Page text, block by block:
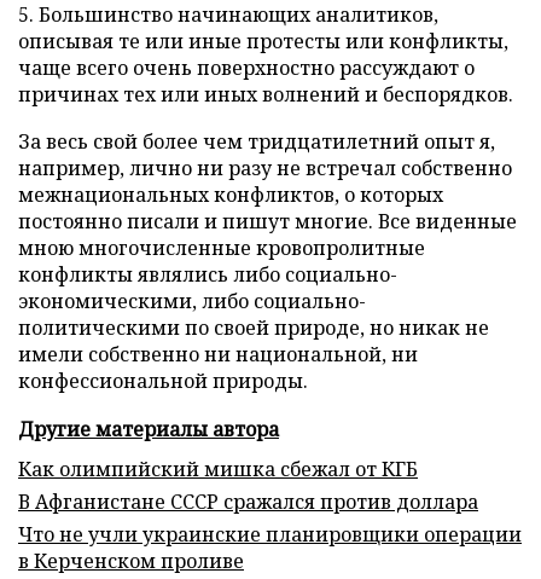
5. Большинство начинающих аналитиков,
описывая те или иные протесты или конфликты,
чаще всего очень поверхностно рассуждают о
причинах тех или иных волнений и беспорядков.
За весь свой более чем тридцатилетний опыт я,
например, лично ни разу не встречал собственно
межнациональных конфликтов, о которых
постоянно писали и пишут многие. Все виденные
мною многочисленные кровопролитные
конфликты являлись либо социально-
экономическими, либо социально-
политическими по своей природе, но никак не
имели собственно ни национальной, ни
конфессиональной природы.
Другие материалы автора
Как олимпийский мишка сбежал от КГБ
В Афганистане СССР сражался против доллара
Что не учли украинские планировщики операции
в Керченском проливе